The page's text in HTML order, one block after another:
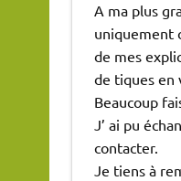
A ma plus
uniquement
de mes
de tiques en
Beaucoup
J’ ai pu
contacter.
Je tiens à